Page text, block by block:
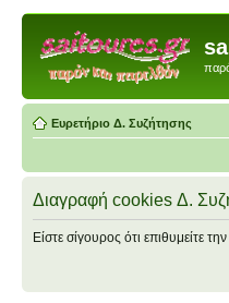
Ευρετήριο Δ. Συζήτησης
Διαγραφή cookies Δ.
Είστε σίγουρος ότι επιθυμείτε